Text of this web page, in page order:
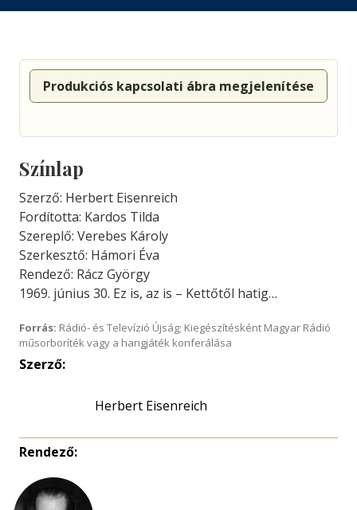
Produkciós kapcsolati ábra megjelenítése
Színlap
Szerző: Herbert Eisenreich
Fordította: Kardos Tilda
Szereplő: Verebes Károly
Szerkesztő: Hámori Éva
Rendező: Rácz György
1969. június 30. Ez is, az is – Kettőtől hatig…
Forrás: Rádió- és Televízió Újság; Kiegészítésként Magyar Rádió
műsorboríték vagy a hangjáték konferálása
Szerző:
Herbert Eisenreich
Rendező: